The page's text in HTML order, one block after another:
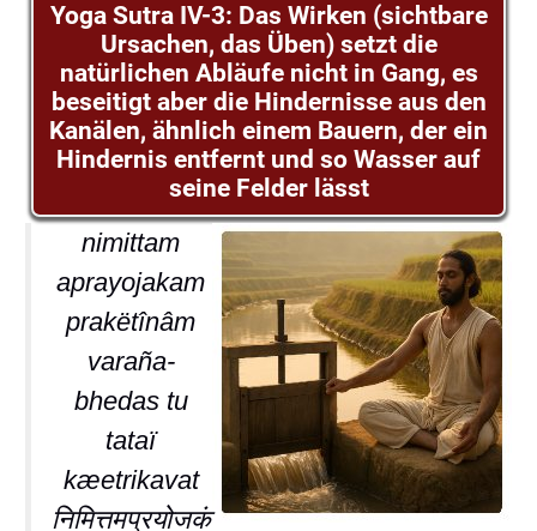
Yoga Sutra IV-3: Das Wirken (sichtbare
Ursachen, das Üben) setzt die
natürlichen Abläufe nicht in Gang, es
beseitigt aber die Hindernisse aus den
Kanälen, ähnlich einem Bauern, der ein
Hindernis entfernt und so Wasser auf
seine Felder lässt
nimittam
aprayojakam
prakëtînâm
varaña-
bhedas tu
tataï
kæetrikavat
निमित्तमप्रयोजकं